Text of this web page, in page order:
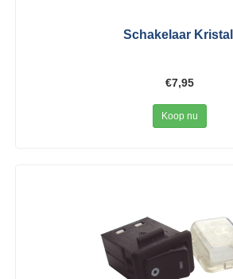
Schakelaar Kristall
€7,95
Koop nu